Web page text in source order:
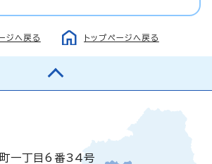
ジへ戻る トップページへ戻る
一丁目6番34号